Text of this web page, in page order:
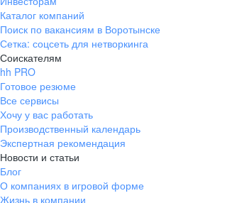
Каталог компаний
Поиск по вакансиям в Воротынске
Сетка: соцсеть для нетворкинга
Соискателям
hh PRO
Готовое резюме
Все сервисы
Хочу у вас работать
Производственный календарь
Экспертная рекомендация
Новости и статьи
Блог
О компаниях в игровой форме
Жизнь в компании